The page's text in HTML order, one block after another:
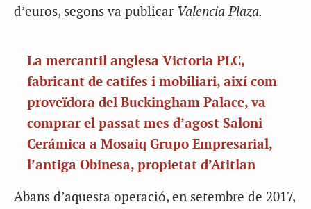
d’euros, segons va publicar Valencia Plaza.
La mercantil anglesa Victoria PLC,
fabricant de catifes i mobiliari, així com
proveïdora del Buckingham Palace, va
comprar el passat mes d’agost Saloni
Cerámica a Mosaiq Grupo Empresarial,
l’antiga Obinesa, propietat d’Atitlan
Abans d’aquesta operació, en setembre de 2017,